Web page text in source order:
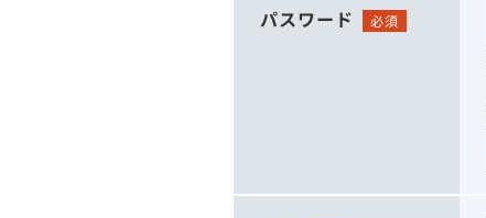
パスワード 必須